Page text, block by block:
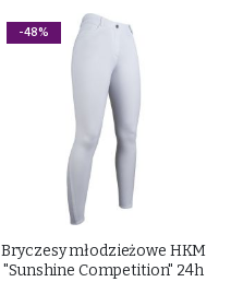
-48%
Bryczesy młodzieżowe HKM
"Sunshine Competition" 24h